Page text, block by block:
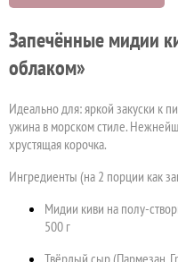
Запечённые мидии
облаком»
Идеально для: яркой закуски к
ужина в морском стиле.
хрустящая корочка.
Ингредиенты (на 2 порции как
Мидии киви на полу-
500 г
Твёрдый сыр (Пармезан,